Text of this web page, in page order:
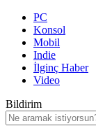
PC
Konsol
Mobil
Indie
İlginç Haber
Video
Bildirim